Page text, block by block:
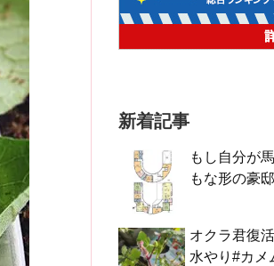
新着記事
もし自分が
もな形の豪邸
オクラ君復
水やり#カメ